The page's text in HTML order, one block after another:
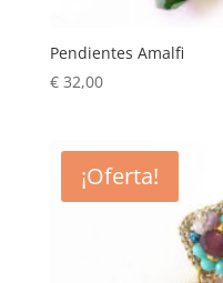
Pendientes Amalfi
€32,00
¡Oferta!